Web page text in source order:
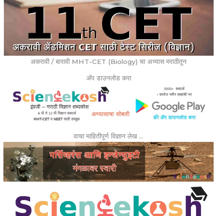
अकरावी / बारावी MHT-CET (Biology) चा अभ्यास मराठीतून
ॲप डाउनलोड करा
वाचा माहितीपूर्ण विज्ञान लेख …